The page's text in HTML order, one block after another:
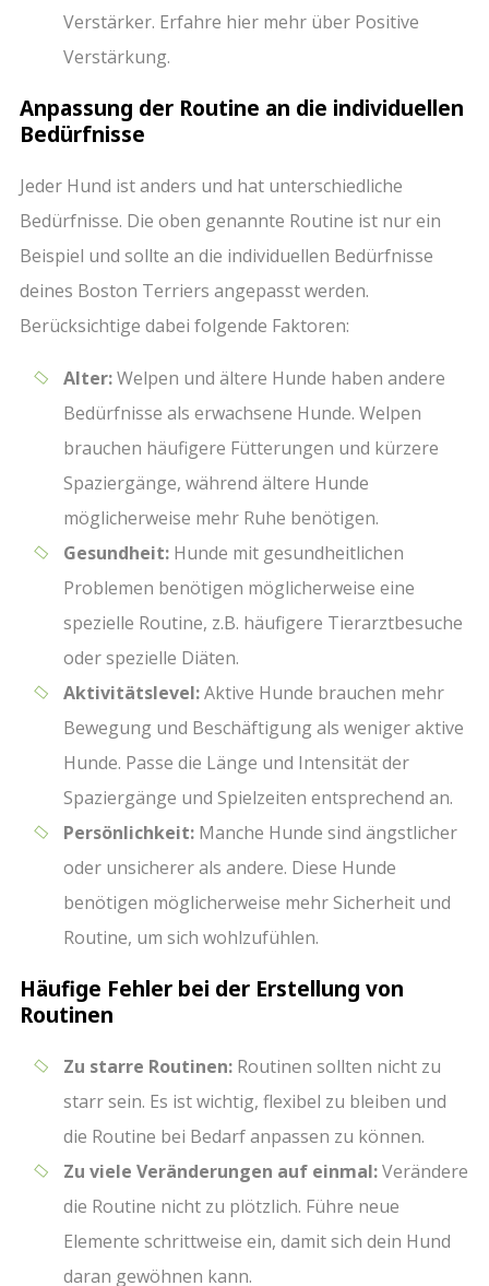
Verstärker. Erfahre hier mehr über Positive
Verstärkung.
Anpassung der Routine an die individuellen
Bedürfnisse
Jeder Hund ist anders und hat unterschiedliche
Bedürfnisse. Die oben genannte Routine ist nur ein
Beispiel und sollte an die individuellen Bedürfnisse
deines Boston Terriers angepasst werden.
Berücksichtige dabei folgende Faktoren:
Alter:Welpen und ältere Hunde haben andere
Bedürfnisse als erwachsene Hunde. Welpen
brauchen häufigere Fütterungen und kürzere
Spaziergänge, während ältere Hunde
möglicherweise mehr Ruhe benötigen.
Gesundheit: Hunde mit gesundheitlichen
Problemen benötigen möglicherweise eine
spezielle Routine, z.B. häufigere Tierarztbesuche
oder spezielle Diäten.
Aktivitätslevel:Aktive Hunde brauchen mehr
Bewegung und Beschäftigung als weniger aktive
Hunde. Passe die Länge und Intensität der
Spaziergänge und Spielzeiten entsprechend an.
Persönlichkeit: Manche Hunde sind ängstlicher
oder unsicherer als andere. Diese Hunde
benötigen möglicherweise mehr Sicherheit und
Routine, um sich wohlzufühlen.
Häufige Fehler bei der Erstellung von
Routinen
Zu starre Routinen: Routinen sollten nicht zu
starr sein. Es ist wichtig, flexibel zu bleiben und
die Routine bei Bedarf anpassen zu können.
Zu viele Veränderungen auf einmal:Verändere
die Routine nicht zu plötzlich. Führe neue
Elemente schrittweise ein, damit sich dein Hund
daran gewöhnen kann.